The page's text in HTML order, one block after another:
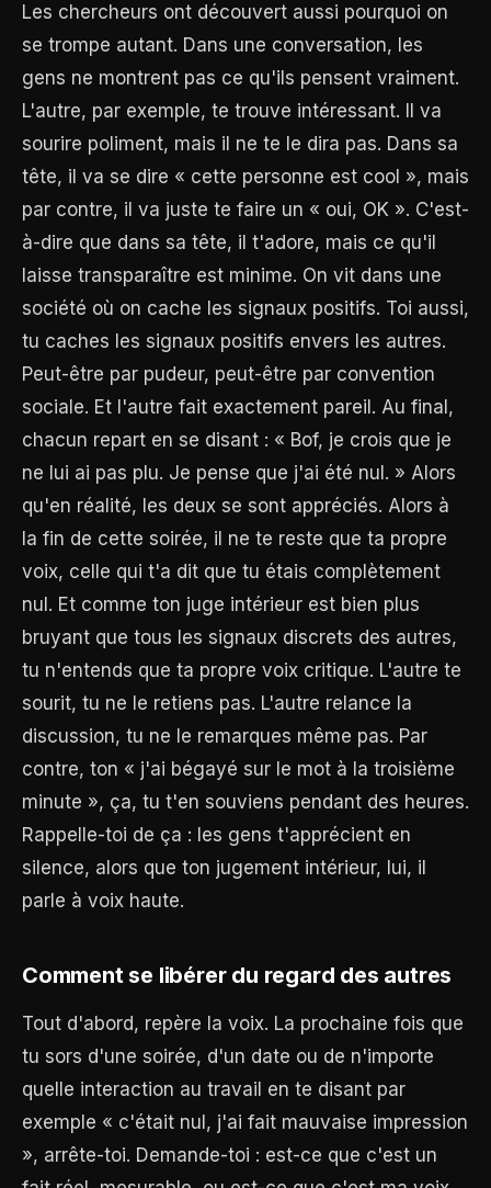
Les chercheurs ont découvert aussi pourquoi on
se trompe autant. Dans une conversation, les
gens ne montrent pas ce qu'ils pensent vraiment.
L'autre, par exemple, te trouve intéressant. Il va
sourire poliment, mais il ne te le dira pas. Dans sa
tête, il va se dire « cette personne est cool », mais
par contre, il va juste te faire un « oui, OK ». C'est-
à-dire que dans sa tête, il t'adore, mais ce qu'il
laisse transparaître est minime. On vit dans une
société où on cache les signaux positifs. Toi aussi,
tu caches les signaux positifs envers les autres.
Peut-être par pudeur, peut-être par convention
sociale. Et l'autre fait exactement pareil. Au final,
chacun repart en se disant : « Bof, je crois que je
ne lui ai pas plu. Je pense que j'ai été nul. » Alors
qu'en réalité, les deux se sont appréciés. Alors à
la fin de cette soirée, il ne te reste que ta propre
voix, celle qui t'a dit que tu étais complètement
nul. Et comme ton juge intérieur est bien plus
bruyant que tous les signaux discrets des autres,
tu n'entends que ta propre voix critique. L'autre te
sourit, tu ne le retiens pas. L'autre relance la
discussion, tu ne le remarques même pas. Par
contre, ton « j'ai bégayé sur le mot à la troisième
minute », ça, tu t'en souviens pendant des heures.
Rappelle-toi de ça : les gens t'apprécient en
silence, alors que ton jugement intérieur, lui, il
parle à voix haute.
Comment se libérer du regard des autres
Tout d'abord, repère la voix. La prochaine fois que
tu sors d'une soirée, d'un date ou de n'importe
quelle interaction au travail en te disant par
exemple « c'était nul, j'ai fait mauvaise impression
», arrête-toi. Demande-toi : est-ce que c'est un